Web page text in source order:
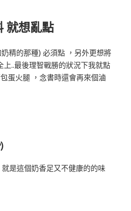
就想亂點
精的那種) 必須點 ，另外更想將
上..最後理智戰勝的狀況下我就點
蛋火腿 ，念書時還會再來個滷
是這個奶香足又不健康的的味